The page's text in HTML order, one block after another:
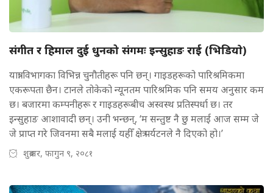
संगीत र हिमाल दुई धुनको संगमः इन्सुहाङ राई (भिडियाे)
यात्रा विभागका विभिन्न चुनौतीहरू पनि छन्। गाइडहरूको पारिश्रमिकमा
एकरूपता छैन। टानले तोकेको न्यूनतम पारिश्रमिक पनि समय अनुसार कम
छ। बजारमा कम्पनीहरू र गाइडहरूबीच अस्वस्थ प्रतिस्पर्धा छ। तर
इन्सुहाङ आशावादी छन्। उनी भन्छन्, ‘म सन्तुष्ट नै छु मलाई आज सम्म जे
जे प्राप्त गरे जिवनमा सबै मलाई यहीँ क्षेत्र पर्यटनले नै दिएको हो।’
शुक्रबार, फागुन ९, २०८१